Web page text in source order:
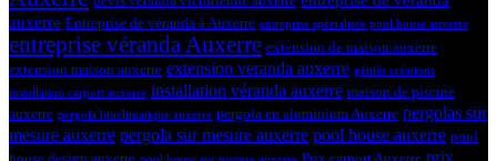
auxerre Entreprise de véranda à Auxerre entreprise spécialisée pool house auxerre
entreprise véranda Auxerre extension de maison auxerre
extension maison auxerre extension veranda auxerre géniès créations
installation carport auxerre installation véranda auxerre maison de piscine
auxerre pergola bioclimatique auxerre pergola en aluminium Auxerre pergolas sur
mesure auxerre pergola sur mesure auxerre pool house auxerre pool
prix